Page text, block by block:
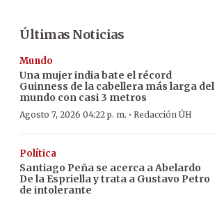
Últimas Noticias
Mundo
Una mujer india bate el récord
Guinness de la cabellera más larga del
mundo con casi 3 metros
Agosto 7, 2026 04:22 p. m. · Redacción ÚH
Política
Santiago Peña se acerca a Abelardo
De la Espriella y trata a Gustavo Petro
de intolerante